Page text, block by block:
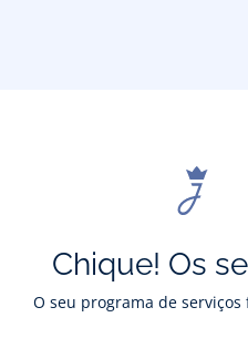
Chique! Os
O seu programa de